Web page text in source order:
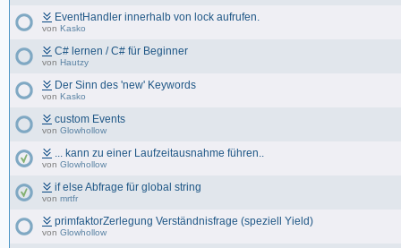
EventHandler innerhalb von lock aufrufen.
von Kasko
C# lernen / C# für Beginner
von Hautzy
Der Sinn des 'new' Keywords
von Kasko
custom Events
von Glowhollow
... kann zu einer Laufzeitausnahme führen..
von Glowhollow
if else Abfrage für global string
von mrtfr
primfaktorZerlegung Verständnisfrage (speziell Yield)
von Glowhollow